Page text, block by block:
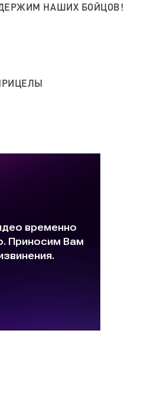
НАШИХ БОЙЦОВ!